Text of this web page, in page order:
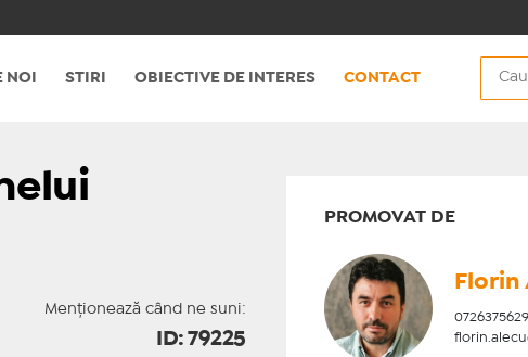
NOI STIRI OBIECTIVE DE INTERES CONTACT
Menționează când ne suni:
ID: 79225
PROMOVAT DE
Florin
0726375629